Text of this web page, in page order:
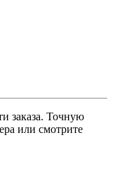
заказа. Точную
или смотрите